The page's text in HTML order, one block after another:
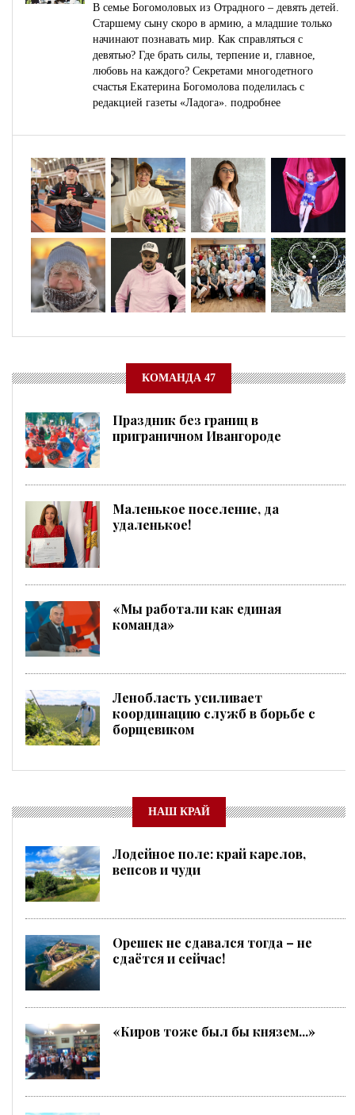
В семье Богомоловых из Отрадного – девять детей.
Старшему сыну скоро в армию, а младшие только
начинают познавать мир. Как справляться с
девятью? Где брать силы, терпение и, главное,
любовь на каждого? Секретами многодетного
счастья Екатерина Богомолова поделилась с
редакцией газеты «Ладога». подробнее
КОМАНДА 47
Праздник без границ в
приграничном Ивангороде
Маленькое поселение, да
удаленькое!
«Мы работали как единая
команда»
Ленобласть усиливает
координацию служб в борьбе с
борщевиком
НАШ КРАЙ
Лодейное поле: край карелов,
вепсов и чуди
Орешек не сдавался тогда – не
сдаётся и сейчас!
«Киров тоже был бы князем...»